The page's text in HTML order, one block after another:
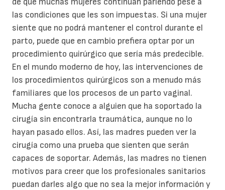
las condiciones que les son impuestas. Si una mujer
siente que no podrá mantener el control durante el
parto, puede que en cambio prefiera optar por un
procedimiento quirúrgico que sería más predecible.
En el mundo moderno de hoy, las intervenciones de
los procedimientos quirúrgicos son a menudo más
familiares que los procesos de un parto vaginal.
Mucha gente conoce a alguien que ha soportado la
cirugía sin encontrarla traumática, aunque no lo
hayan pasado ellos. Así, las madres pueden ver la
cirugía como una prueba que sienten que serán
capaces de soportar. Además, las madres no tienen
motivos para creer que los profesionales sanitarios
puedan darles algo que no sea la mejor información y